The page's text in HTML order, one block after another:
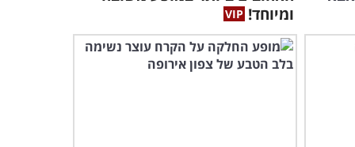
היסטוריה ב-1965
6 זמרים נפלאים מזמינים
ומיוחד!